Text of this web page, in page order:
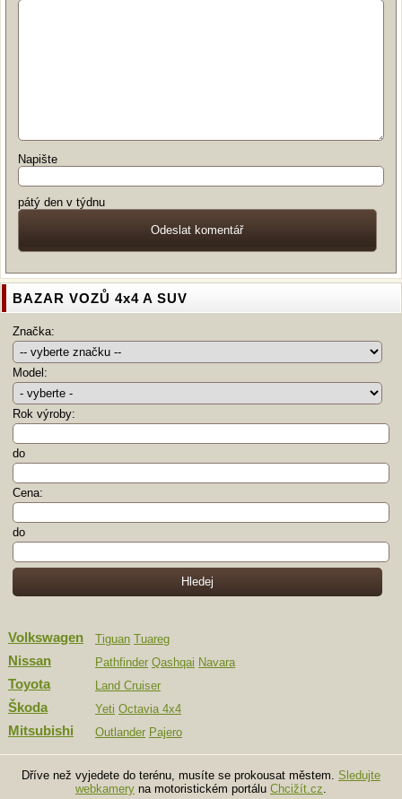
Napište
pátý den v týdnu
BAZAR VOZŮ 4x4 A SUV
Značka:
Model:
Rok výroby:
do
Cena:
do
Volkswagen Tiguan Tuareg
Nissan Pathfinder Qashqai Navara
Toyota Land Cruiser
Škoda Yeti Octavia 4x4
Mitsubishi Outlander Pajero
Dříve než vyjedete do terénu, musíte se prokousat městem. Sledujte
webkamery na motoristickém portálu Chcižít.cz.